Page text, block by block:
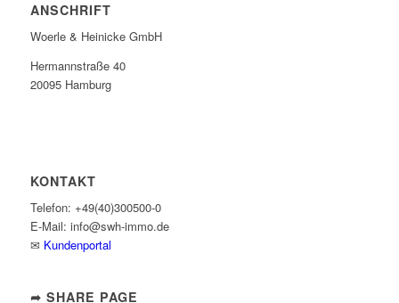
ANSCHRIFT
Woerle & Heinicke GmbH
Hermannstraße 40
20095 Hamburg
KONTAKT
Telefon: +49(40)300500-0
E-Mail: info@swh-immo.de
✉ Kundenportal
➦ SHARE PAGE